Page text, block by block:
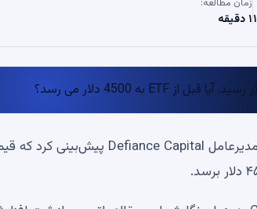
زمان مطالعه:
۱ دقیقه